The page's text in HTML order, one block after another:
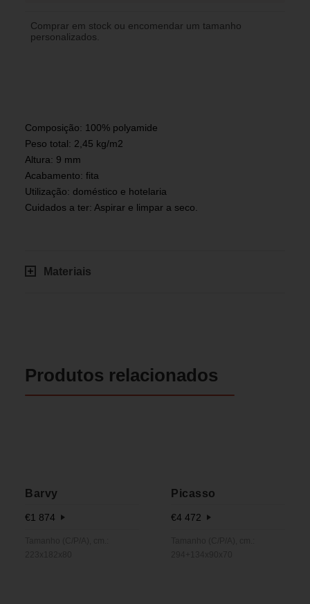
Comprar em stock ou encomendar um tamanho
personalizados.
Composição: 100% polyamide
Peso total: 2,45 kg/m2
Altura: 9 mm
Acabamento: fita
Utilização: doméstico e hotelaria
Cuidados a ter: Aspirar e limpar a seco.
Materiais
Produtos relacionados
Barvy
€1 874
Picasso
€4 472